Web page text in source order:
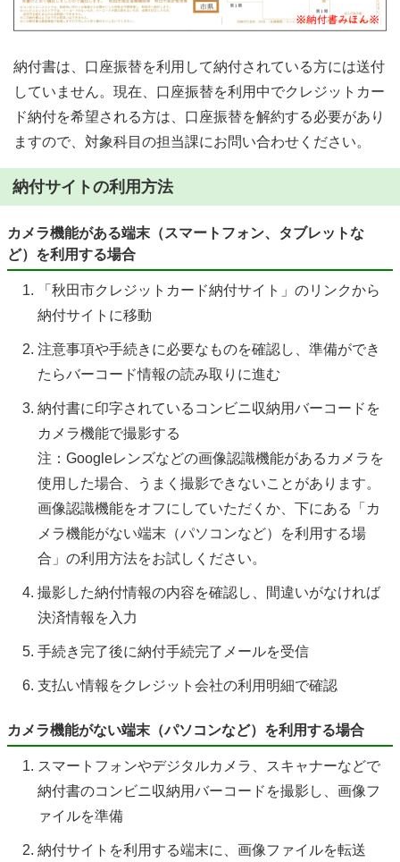
納付書は、口座振替を利用して納付されている方には送付
していません。現在、口座振替を利用中でクレジットカー
ド納付を希望される方は、口座振替を解約する必要があり
ますので、対象科目の担当課にお問い合わせください。
納付サイトの利用方法
カメラ機能がある端末（スマートフォン、タブレットな
ど）を利用する場合
「秋田市クレジットカード納付サイト」のリンクから
納付サイトに移動
注意事項や手続きに必要なものを確認し、準備ができ
たらバーコード情報の読み取りに進む
納付書に印字されているコンビニ収納用バーコードを
カメラ機能で撮影する
注：Googleレンズなどの画像認識機能があるカメラを
使用した場合、うまく撮影できないことがあります。
画像認識機能をオフにしていただくか、下にある「カ
メラ機能がない端末（パソコンなど）を利用する場
合」の利用方法をお試しください。
撮影した納付情報の内容を確認し、間違いがなければ
決済情報を入力
手続き完了後に納付手続完了メールを受信
支払い情報をクレジット会社の利用明細で確認
カメラ機能がない端末（パソコンなど）を利用する場合
スマートフォンやデジタルカメラ、スキャナーなどで
納付書のコンビニ収納用バーコードを撮影し、画像フ
ァイルを準備
納付サイトを利用する端末に、画像ファイルを転送